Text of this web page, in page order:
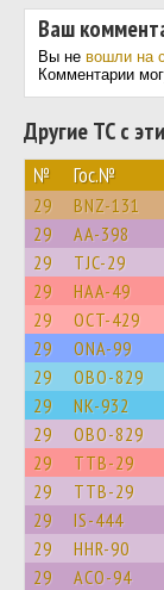
Ваш
Вы не вошли на
Комментарии
Другие ТС с
№ Гос.№
29 BNZ-131
29 AA-398
29 TJC-29
29 HAA-49
29 OCT-429
29 ONA-99
29 OBO-829
29 NK-932
29 OBO-829
29 TTB-29
29 TTB-29
29 IS-444
29 HHR-90
29 ACO-94